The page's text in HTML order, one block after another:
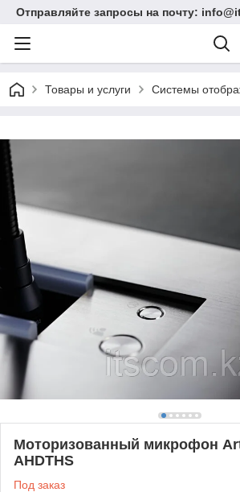
Отправляйте запросы на почту:
Товары и услуги Системы
Моторизованный микрофон
AHDTHS
Под заказ